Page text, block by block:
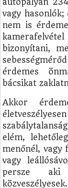
vagy hasonlók;
nem is
bizonyítani,
érdemes
bácsikat
Akkor
elém,
menőnél, vagy
vagy
persze aki